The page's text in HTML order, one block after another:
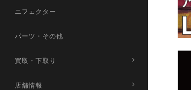
エフェクター
パーツ・その他
買取・下取り
店舗情報